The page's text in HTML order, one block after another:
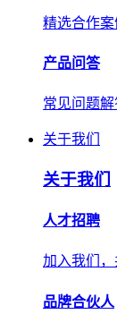
精选合作案
产品问答
常见问题解
关于我们
关于我们
人才招聘
加入我们，
品牌合伙人